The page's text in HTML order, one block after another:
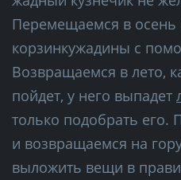
Перемещаемся в
корзинкужадины с
Возвращаемся в лето,
пойдет, у него выпадет
только подобрать его.
и возвращаемся на
выложить вещи в